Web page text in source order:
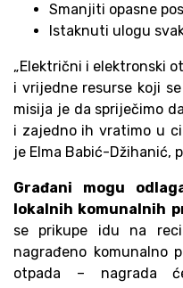
Smanjiti opasne
Istaknuti ulogu
„Električni i elektronski
i vrijedne resurse koji
misija je da spriječimo
i zajedno ih vratimo u
je Elma Babić-Džihanić,
Građani mogu
lokalnih komunalnih
se prikupe idu na
nagrađeno komunalno
otpada – nagrada